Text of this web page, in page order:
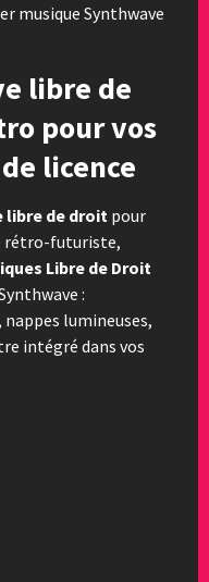
musique Synthwave
libre de
pour vos
licence
libre de droit pour
rétro-futuriste,
Libre de Droit
:
lumineuses,
intégré dans vos